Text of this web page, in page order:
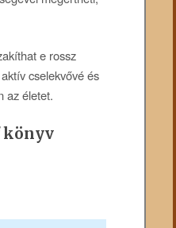
e rossz
cselekvővé és
az életet.
könyv